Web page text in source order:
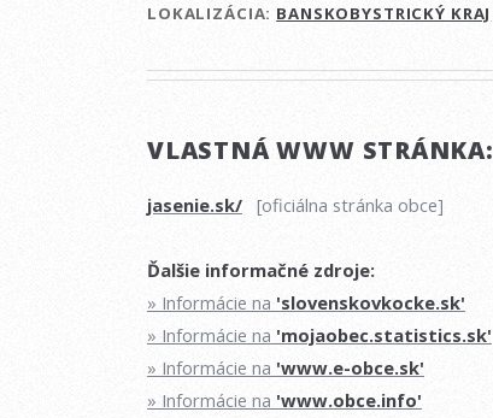
LOKALIZÁCIA: BANSKOBYSTRICKÝ KRAJ
VLASTNÁ WWW STRÁNKA:
jasenie.sk/ [oficiálna stránka obce]
Ďalšie informačné zdroje:
» Informácie na 'slovenskovkocke.sk'
» Informácie na 'mojaobec.statistics.sk'
» Informácie na 'www.e-obce.sk'
» Informácie na 'www.obce.info'